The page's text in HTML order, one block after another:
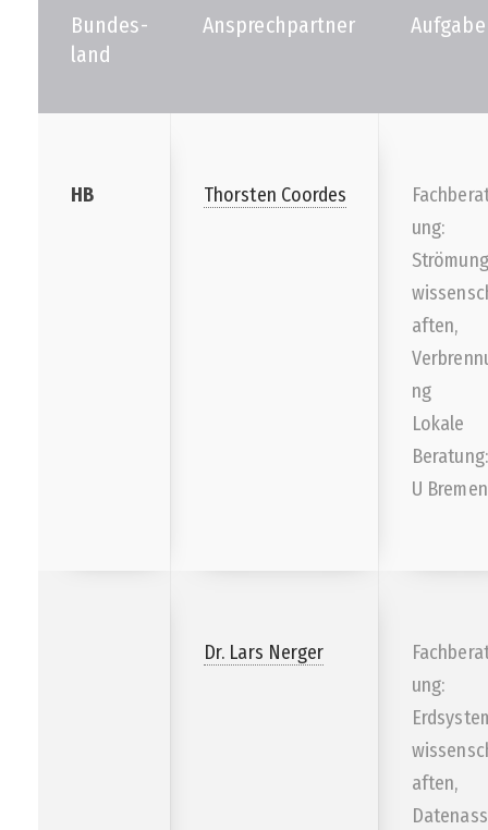
Bundes-
land
Ansprechpartner
HB Thorsten Coordes
ung:
aften,
ng
Lokale
Beratung:
U Bremen
Dr. Lars Nerger
ung:
aften,